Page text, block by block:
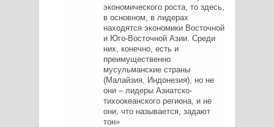
экономического роста, то здесь,
в основном, в лидерах
находятся экономики Восточной
и Юго-Восточной Азии. Среди
них, конечно, есть и
преимущественно
мусульманские страны
(Малайзия, Индонезия), но не
они – лидеры Азиатско-
тихоокеанского региона, и не
они, что называется, задают
тон»